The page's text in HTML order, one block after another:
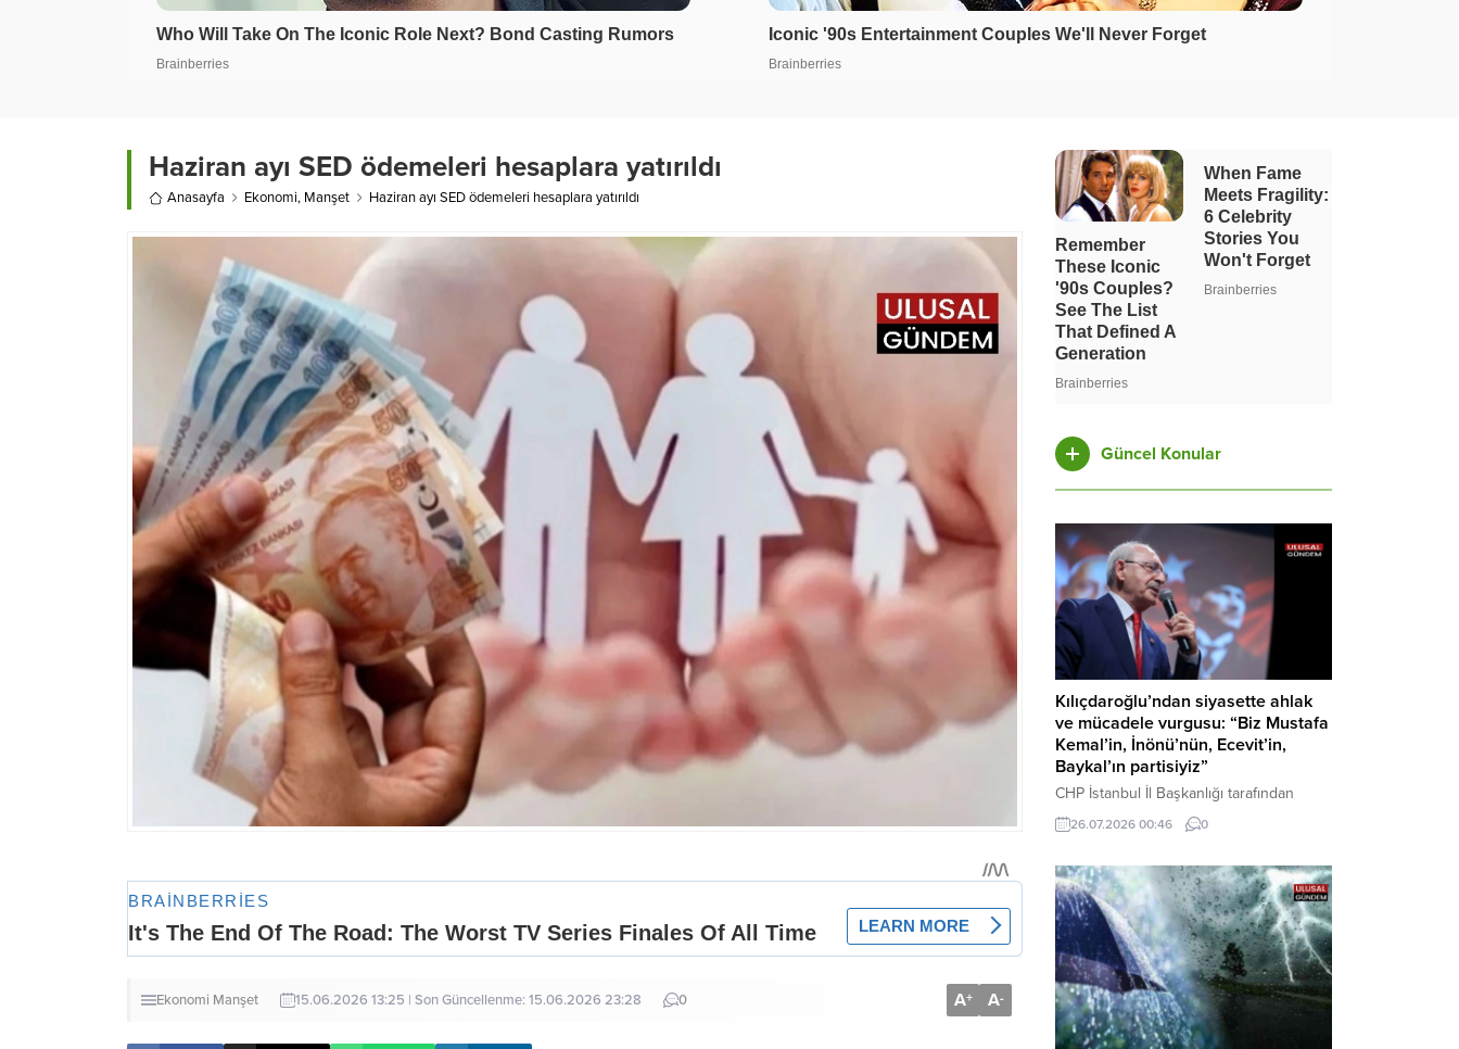
Haziran ayı SED ödemeleri hesaplara yatırıldı
Anasayfa Ekonomi, Manşet Haziran ayı SED ödemeleri hesaplara yatırıldı
Ekonomi Manşet 15.06.2026 13:25 | Son Güncellenme: 15.06.2026 23:28 0 A+ A-
Güncel Konular
Kılıçdaroğlu’ndan siyasette ahlak
ve mücadele vurgusu: “Biz Mustafa
Kemal’in, İnönü’nün, Ecevit’in,
Baykal’ın partisiyiz”
CHP İstanbul İl Başkanlığı tarafından
düzenlenen Üye Katılım Töreni’nde
konuşan Kemal Kılıçdaroğlu; partinin
beşli çetelerle mücadeleden Aile
Destekleri Sigortası’na kadar birçok kritik
konuda sert ve net mesajlar verdi. Haber
Merkezi – CHP Genel Başkanı Kemal
Kılıçdaroğlu, Rauf Denktaş Kültür
Merkezi’nde gerçekleştirilen ve yeni
üyelere rozetlerinin takıldığı...
26.07.2026 00:46 0